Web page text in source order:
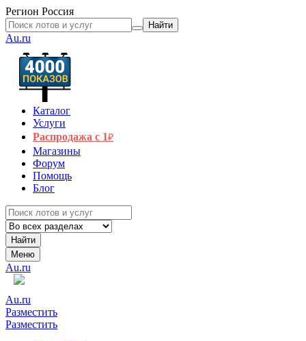
Регион Россия
Найти
Au.ru
Каталог
Услуги
Распродажа с 1₽
Магазины
Форум
Помощь
Блог
Найти
Меню
Au.ru
Au.ru
Разместить
Разместить